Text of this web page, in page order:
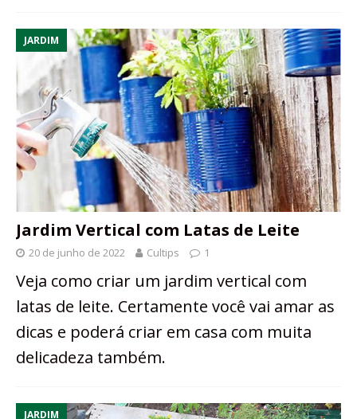
JARDIM
Jardim Vertical com Latas de Leite
20 de junho de 2022 Cultips 1
Veja como criar um jardim vertical com
latas de leite. Certamente você vai amar as
dicas e poderá criar em casa com muita
delicadeza também.
JARDIM